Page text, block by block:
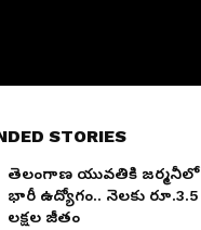
STORIES
తెలంగాణ యువతికి జర్మనీలో
భారీ ఉద్యోగం.. నెలకు రూ.3.5
లక్షల జీతం